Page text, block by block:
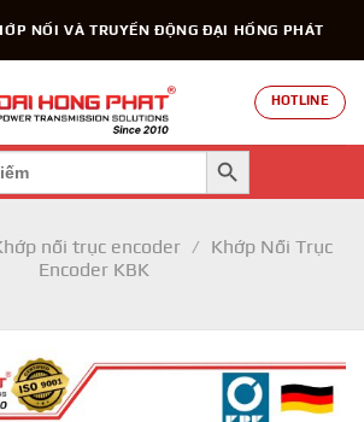
NỐI VÀ TRUYỀN ĐỘNG ĐẠI HỒNG PHÁT
HOTLINE
SEARCH BUTTON
nối trục encoder / Khớp Nối Trục
Encoder KBK